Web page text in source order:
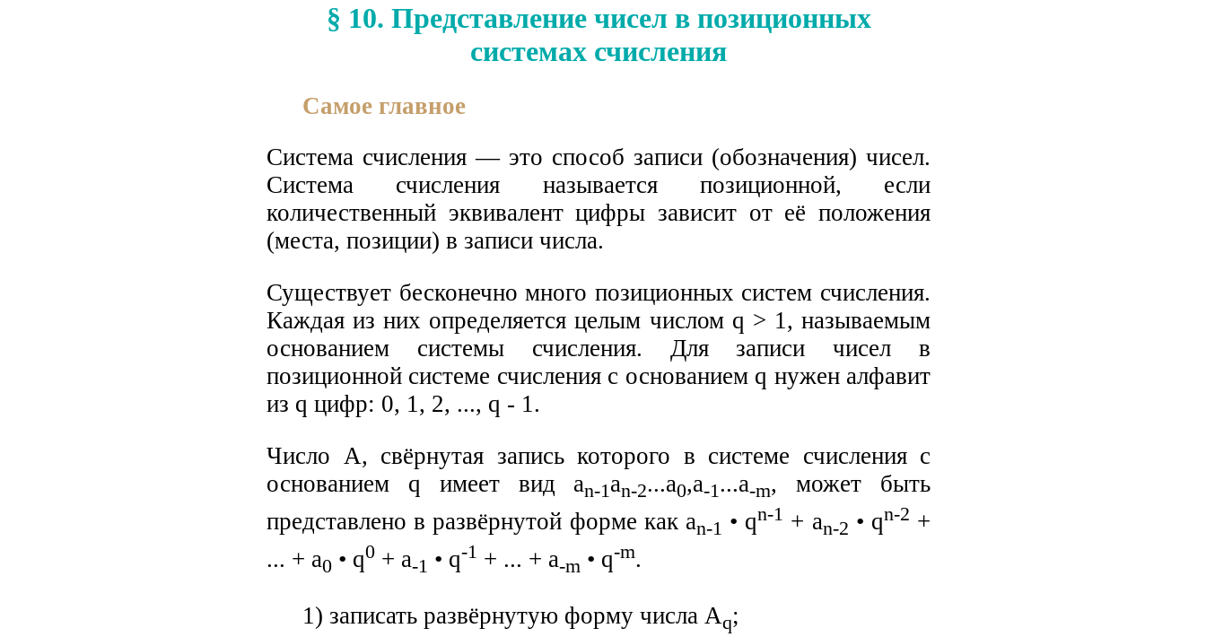
§ 10. Представление чисел в позиционных
системах счисления
Самое главное
Система счисления — это способ записи (обозначения) чисел.
Система счисления называется позиционной, если
количественный эквивалент цифры зависит от её положения
(места, позиции) в записи числа.
Существует бесконечно много позиционных систем счисления.
Каждая из них определяется целым числом q > 1, называемым
основанием системы счисления. Для записи чисел в
позиционной системе счисления с основанием q нужен алфавит
из q цифр: 0, 1, 2, ..., q - 1.
Число А, свёрнутая запись которого в системе счисления с
основанием q имеет вид аn-1 аn-2...а0,а-1 ...а-m, может быть
представлено в развёрнутой форме как аn-1 • qn-1 + аn-2 • qn-2 +
... + а0 • q0 + а-1 • q-1 + ... + а-m • q-m.
1) записать развёрнутую форму числа Аq;